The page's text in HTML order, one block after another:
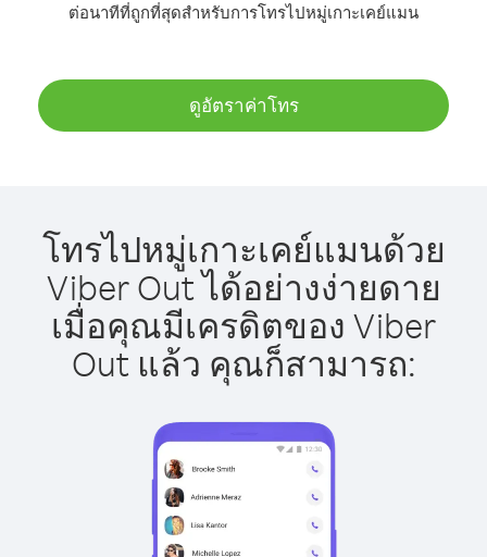
ต่อนาทีที่ถูกที่สุดสำหรับการโทรไปหมู่เกาะเคย์แมน
ดูอัตราค่าโทร
โทรไปหมู่เกาะเคย์แมนด้วย
Viber Out ได้อย่างง่ายดาย
เมื่อคุณมีเครดิตของ Viber
Out แล้ว คุณก็สามารถ: